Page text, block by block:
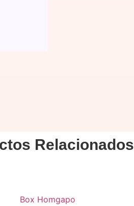
Relacionados